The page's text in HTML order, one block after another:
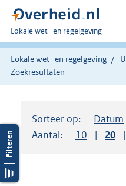
U
bent
hier:
Lokale wet- en regelgeving
Lokale wet- en regelgeving
Zoekresultaten
Sorteer op: Sorteer
Datum
Aantal:
Toon
10 Toon
20